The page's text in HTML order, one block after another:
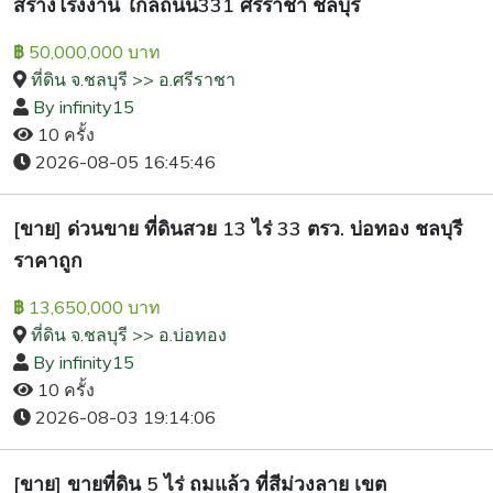
฿ 50,000,000 บาท
ที่ดิน จ.ชลบุรี >> อ.ศรีราชา
By infinity15
10 ครั้ง
2026-08-05 16:45:46
[ขาย] ด่วนขาย ที่ดินสวย 13 ไร่ 33 ตรว. บ่อทอง ชลบุรี
ราคาถูก
฿ 13,650,000 บาท
ที่ดิน จ.ชลบุรี >> อ.บ่อทอง
By infinity15
10 ครั้ง
2026-08-03 19:14:06
[ขาย] ขายที่ดิน 5 ไร่ ถมแล้ว ที่สีม่วงลาย เขต